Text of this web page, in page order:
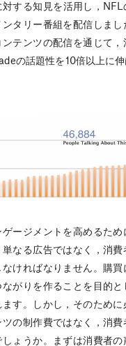
する知見を活用し，
タリー番組を配信しま
テンツの配信を通じて
の話題性を10倍以上に
ージメントを高めるた
なる広告ではなく，消
なければなりません。購
がりを作ることを目的
ます。しかし，そのため
の制作費ではなく，消費
しょうか。まずは消費者